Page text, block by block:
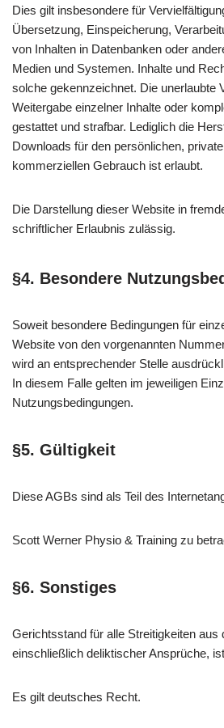
Dies gilt insbesondere für
Übersetzung, Einspeicherung,
von Inhalten in Datenbanken oder
Medien und Systemen. Inhalte und
solche gekennzeichnet. Die unerlaubte
Weitergabe einzelner Inhalte oder
gestattet und strafbar. Lediglich die
Downloads für den persönlichen,
kommerziellen Gebrauch ist erlaubt.
Die Darstellung dieser Website in
schriftlicher Erlaubnis zulässig.
§4. Besondere
Soweit besondere Bedingungen für
Website von den vorgenannten
wird an entsprechender Stelle
In diesem Falle gelten im jeweiligen
Nutzungsbedingungen.
§5. Gültigkeit
Diese AGBs sind als Teil des
Scott Werner Physio & Training zu
§6. Sonstiges
Gerichtsstand für alle Streitigkeiten aus
einschließlich deliktischer Ansprüche,
Es gilt deutsches Recht.